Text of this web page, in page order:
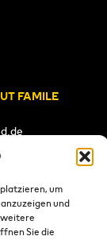
um
und
Sie die
FAMILE